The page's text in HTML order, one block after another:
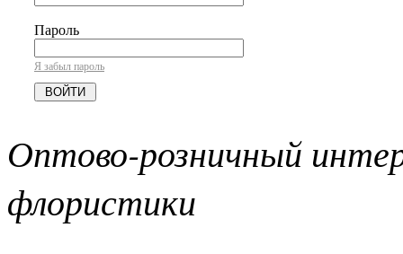
Пароль
Я забыл пароль
Оптово-розничный
флористики